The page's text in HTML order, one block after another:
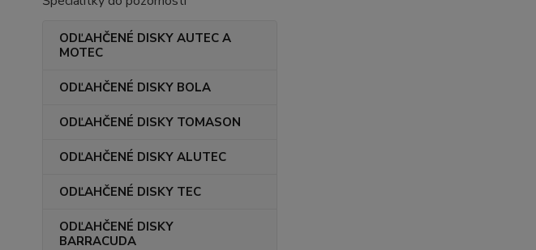
ODĽAHČENÉ DISKY AUTEC A
MOTEC
ODĽAHČENÉ DISKY BOLA
ODĽAHČENÉ DISKY TOMASON
ODĽAHČENÉ DISKY ALUTEC
ODĽAHČENÉ DISKY TEC
ODĽAHČENÉ DISKY
BARRACUDA